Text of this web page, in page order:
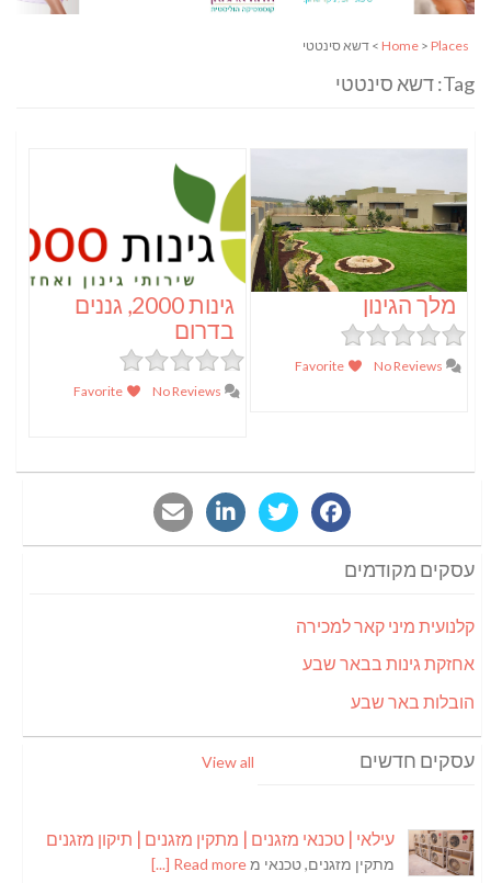
Home > Places > דשא סינטטי
Tag: דשא סינטטי
מלך הגינון
גינות 2000, גננים
בדרום
עסקים מקודמים
קלנועית מיני קאר למכירה
אחזקת גינות בבאר שבע
הובלות באר שבע
עסקים חדשים View all
עילאי | טכנאי מזגנים | מתקין מזגנים | תיקון מזגנים
מתקין מזגנים, טכנאי מRead more [...]